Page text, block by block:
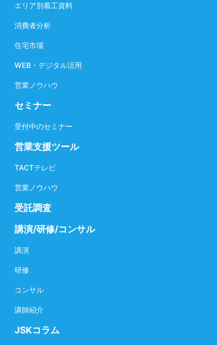
エリア別着工資料
消費者分析
住宅市場
WEB・デジタル活用
営業ノウハウ
セミナー
受付中のセミナー
営業支援ツール
TACTテレビ
営業ノウハウ
受託調査
講演/研修/コンサル
講演
研修
コンサル
講師紹介
JSKコラム